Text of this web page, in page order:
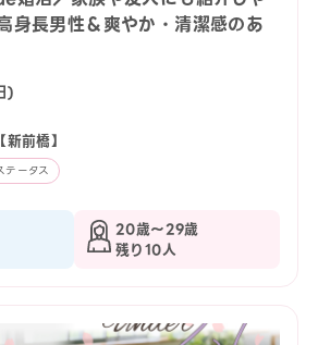
長男性＆爽やか・清潔感のあ
)
前橋】
テータス
20歳〜29歳
残り10人